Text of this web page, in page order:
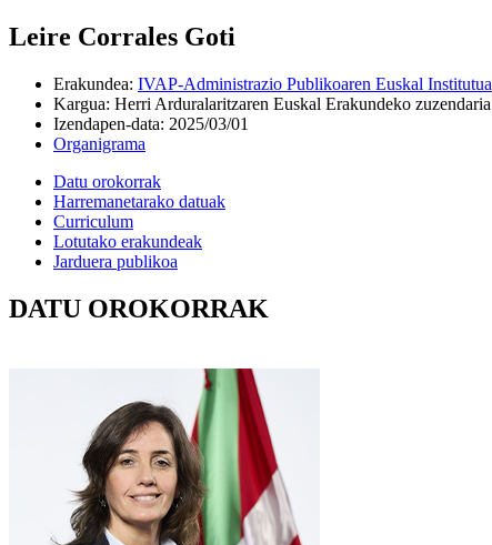
Leire Corrales Goti
Erakundea: IVAP-Administrazio Publikoaren Euskal Institutua
Kargua: Herri Arduralaritzaren Euskal Erakundeko zuzendaria
Izendapen-data: 2025/03/01
Organigrama
Datu orokorrak
Harremanetarako datuak
Curriculum
Lotutako erakundeak
Jarduera publikoa
DATU OROKORRAK